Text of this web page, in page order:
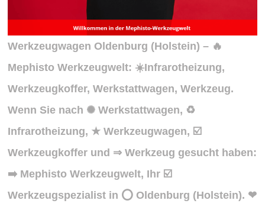
Werkzeugwagen Oldenburg (Holstein) – 🔥
Mephisto Werkzeugwelt: ☀️Infrarotheizung,
Werkzeugkoffer, Werkstattwagen, Werkzeug.
Wenn Sie nach ✺ Werkstattwagen, ♻
Infrarotheizung, ★ Werkzeugwagen, ☑️
Werkzeugkoffer und ⇒ Werkzeug gesucht haben:
➡️ Mephisto Werkzeugwelt, Ihr ☑️
Werkzeugspezialist in ⭕ Oldenburg (Holstein). ❤